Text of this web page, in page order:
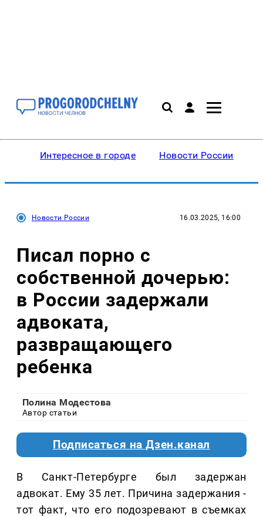
Интересное в городе Новости России
Новости России 16.03.2025, 16:00
Писал порно с
собственной дочерью:
в России задержали
адвоката,
развращающего
ребенка
Полина Модестова
Автор статьи
Подписаться на Дзен.канал
В Санкт-Петербурге был задержан
адвокат. Ему 35 лет. Причина задержания -
тот факт, что его подозревают в съемках